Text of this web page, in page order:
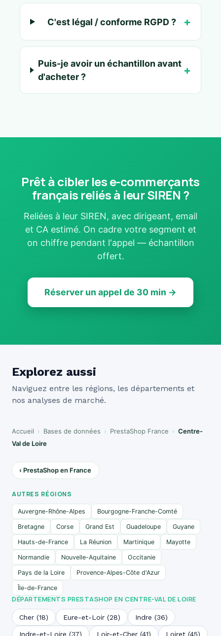
C'est légal / conforme RGPD ?
Puis-je avoir un échantillon avant
d'acheter ?
Prêt à cibler les e-commerçants
français reliés à leur SIREN ?
Reliées à leur SIREN, avec dirigeant, email
et CA estimé. On cadre votre segment et
on chiffre pendant l'appel — échantillon
offert.
Réserver un appel de 30 min →
Explorez aussi
Naviguez entre les régions, les départements et
nos analyses de marché.
Accueil › Bases de données › PrestaShop France › Centre-
Val de Loire
‹ PrestaShop en France
AUTRES RÉGIONS
Auvergne-Rhône-Alpes Bourgogne-Franche-Comté
Bretagne Corse Grand Est Guadeloupe Guyane
Hauts-de-France La Réunion Martinique Mayotte
Normandie Nouvelle-Aquitaine Occitanie
Pays de la Loire Provence-Alpes-Côte d'Azur
Île-de-France
DÉPARTEMENTS PRESTASHOP EN CENTRE-VAL DE LOIRE
Cher (18) Eure-et-Loir (28) Indre (36)
Indre-et-Loire (37) Loir-et-Cher (41) Loiret (45)